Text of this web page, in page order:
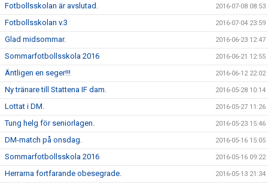
Fotbollsskolan är avslutad. 2016-07-08 08:53
Fotbollsskolan v.3 2016-07-04 23:59
Glad midsommar. 2016-06-23 12:47
Sommarfotbollsskola 2016 2016-06-21 12:55
Äntligen en seger!!! 2016-06-12 22:02
Ny tränare till Stattena IF dam. 2016-05-28 10:14
Lottat i DM. 2016-05-27 11:26
Tung helg för seniorlagen. 2016-05-23 15:46
DM-match på onsdag. 2016-05-16 15:05
Sommarfotbollsskola 2016 2016-05-16 09:22
Herrarna fortfarande obesegrade. 2016-05-13 21:34